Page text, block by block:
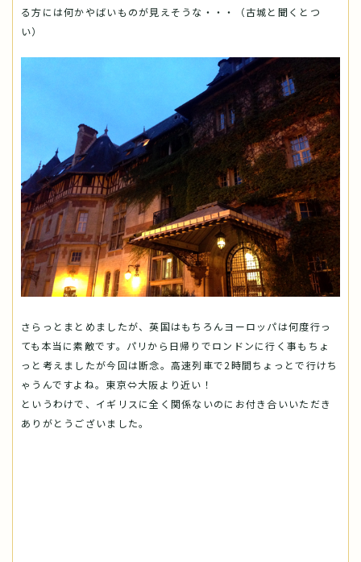
る方には何かやばいものが見えそうな・・・（古城と聞くとつ
い）
さらっとまとめましたが、英国はもちろんヨーロッパは何度行っ
ても本当に素敵です。パリから日帰りでロンドンに行く事もちょ
っと考えましたが今回は断念。高速列車で2時間ちょっとで行けち
ゃうんですよね。東京⇔大阪より近い！
というわけで、イギリスに全く関係ないのにお付き合いいただき
ありがとうございました。